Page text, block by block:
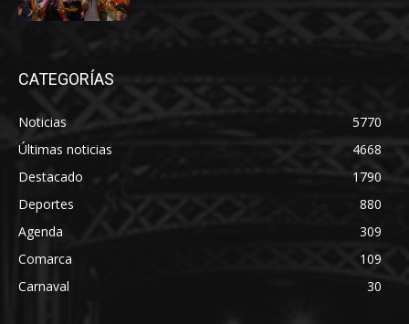
CATEGORÍAS
Noticias
5770
Últimas noticias
4668
Destacado
1790
Deportes
880
Agenda
309
Comarca
109
Carnaval
30